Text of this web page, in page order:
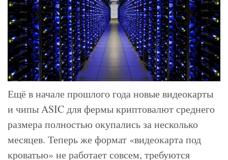
Ещё в начале прошлого года новые видеокарты
и чипы ASIC для фермы криптовалют среднего
размера полностью окупались за несколько
месяцев. Теперь же формат «видеокарта под
кроватью» не работает совсем, требуются